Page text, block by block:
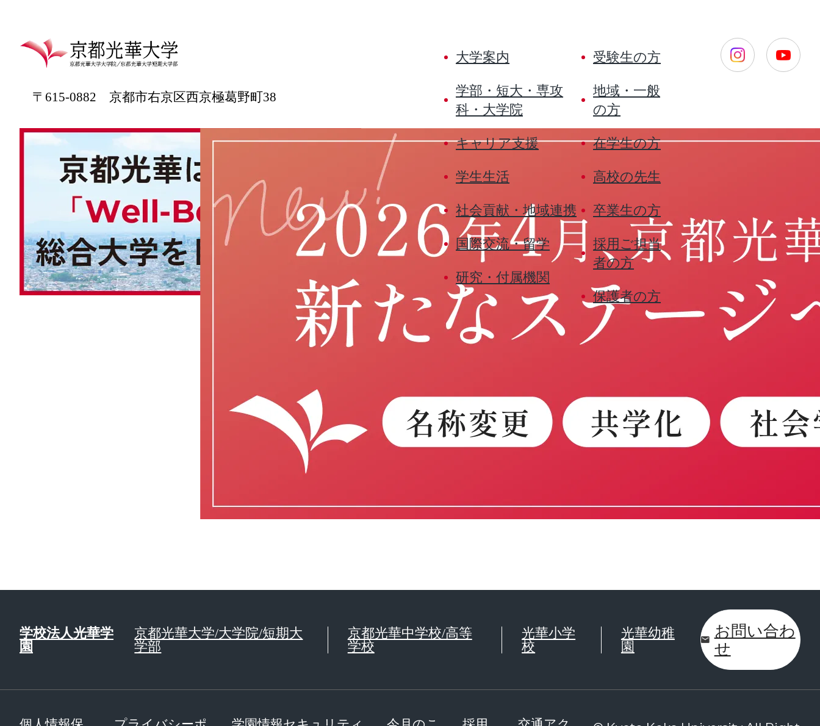
〒615-0882 京都市右京区西京極葛野町38
大学案内
学部・短大・専攻
科・大学院
キャリア支援
学生生活
社会貢献・地域連携
国際交流・留学
研究・付属機関
受験生の方
地域・一般
の方
在学生の方
高校の先生
卒業生の方
採用ご担当
者の方
保護者の方
学校法人光華学
園
京都光華大学/大学院/短期大
学部
京都光華中学校/高等
学校
光華小学
校
光華幼稚
園
お問い合わ
せ